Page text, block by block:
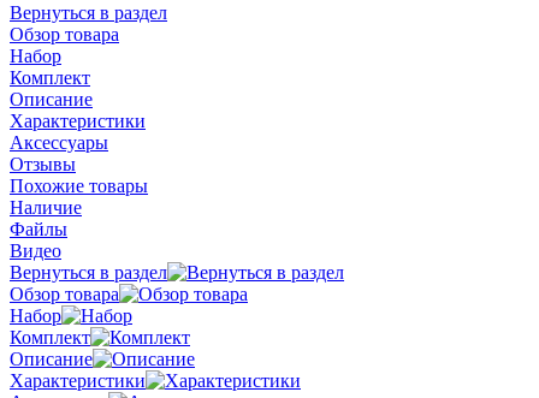
Вернуться в раздел
Обзор товара
Набор
Комплект
Описание
Характеристики
Аксессуары
Отзывы
Похожие товары
Наличие
Файлы
Видео
Вернуться в раздел
Обзор товара
Набор
Комплект
Описание
Характеристики